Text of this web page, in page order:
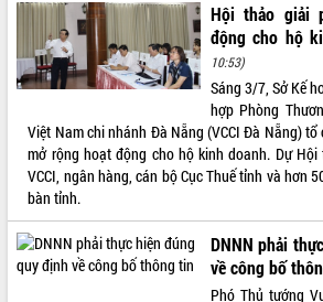
Bí thư Tỉnh ủy Lương Nguyễn Minh
Triết thăm, tặng quà người có công với
cách mạng
Rà soát, hoàn thiện hệ thống thiết chế
văn hóa, thể thao đáp ứng yêu cầu
phát triển mới
Thường trực HĐND tỉnh Đắk Lắk gặp
mặt Đoàn chuyên gia y tế TP. Hồ Chí
Minh
ALBUM ẢNH
Hội thảo giải
động cho hộ
10:53)
Sáng 3/7, Sở Kế
hợp Phòng
Việt Nam chi nhánh Đà Nẵng (VCCI Đà Nẵng)
mở rộng hoạt động cho hộ kinh doanh. Dự
VCCI, ngân hàng, cán bộ Cục Thuế tỉnh và hơn
bàn tỉnh.
DNNN phải
về công bố
Phó Thủ tướng